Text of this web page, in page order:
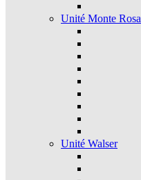
Unité Monte Rosa
Unité Walser